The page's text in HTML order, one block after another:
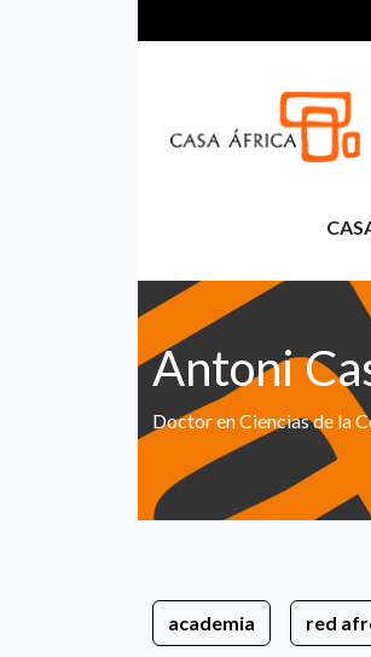
Antoni
Doctor en Ciencias de la
academia red